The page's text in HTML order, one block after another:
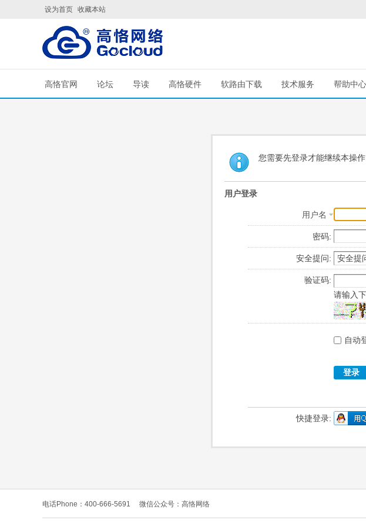
设为首页 收藏本站
高恪官网 论坛 导读 高恪硬件 软路由下载 技术服务 帮助中心
您需要先登录才能继续本操作
用户登录
用户名
密码:
安全提问:
验证码:
请输入
自动
登录
快捷登录:
电话Phone：400-666-5691 微信公众号：高恪网络